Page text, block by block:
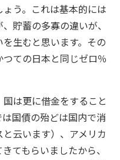
う。これは基本的には
貯蓄の多寡の違いが、
生むと思います。その
ての日本と同じゼロ％
は更に借金をすること
国債の殆どは国内で消
云います）、アメリカ
てもらいましたから、